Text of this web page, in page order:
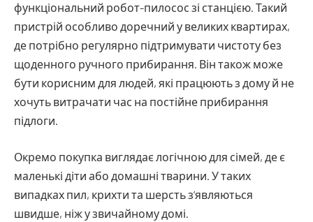
функціональний робот-пилосос зі станцією. Такий
пристрій особливо доречний у великих квартирах,
де потрібно регулярно підтримувати чистоту без
щоденного ручного прибирання. Він також може
бути корисним для людей, які працюють з дому й не
хочуть витрачати час на постійне прибирання
підлоги.
Окремо покупка виглядає логічною для сімей, де є
маленькі діти або домашні тварини. У таких
випадках пил, крихти та шерсть з’являються
швидше, ніж у звичайному домі.